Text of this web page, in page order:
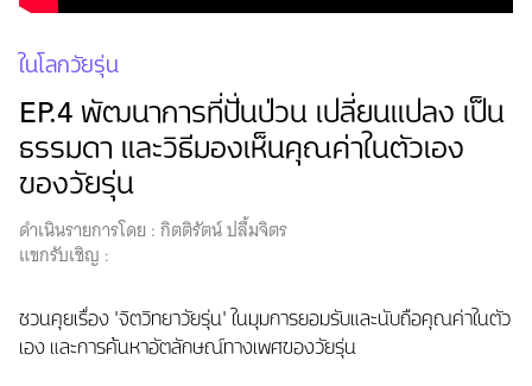
ในโลกวัยรุ่น
EP.4 พัฒนาการที่ปั่นป่วน เปลี่ยนแปลง เป็น
ธรรมดา และวิธีมองเห็นคุณค่าในตัวเอง
ของวัยรุ่น
ดำเนินรายการโดย :กิตติรัตน์ ปลื้มจิตร
แขกรับเชิญ :
ชวนคุยเรื่อง 'จิตวิทยาวัยรุ่น' ในมุมการยอมรับและนับถือคุณค่าในตัว
เอง และการค้นหาอัตลักษณ์ทางเพศของวัยรุ่น